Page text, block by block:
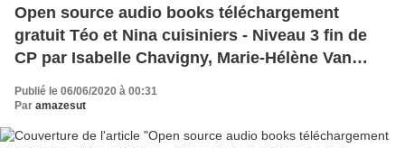
Open source audio books téléchargement
gratuit Téo et Nina cuisiniers - Niveau 3 fin de
CP par Isabelle Chavigny, Marie-Hélène Van
Publié le 06/06/2020 à 00:31
Par amazesut